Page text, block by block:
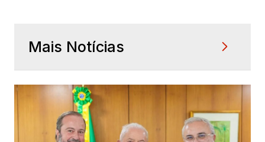
Mais Notícias